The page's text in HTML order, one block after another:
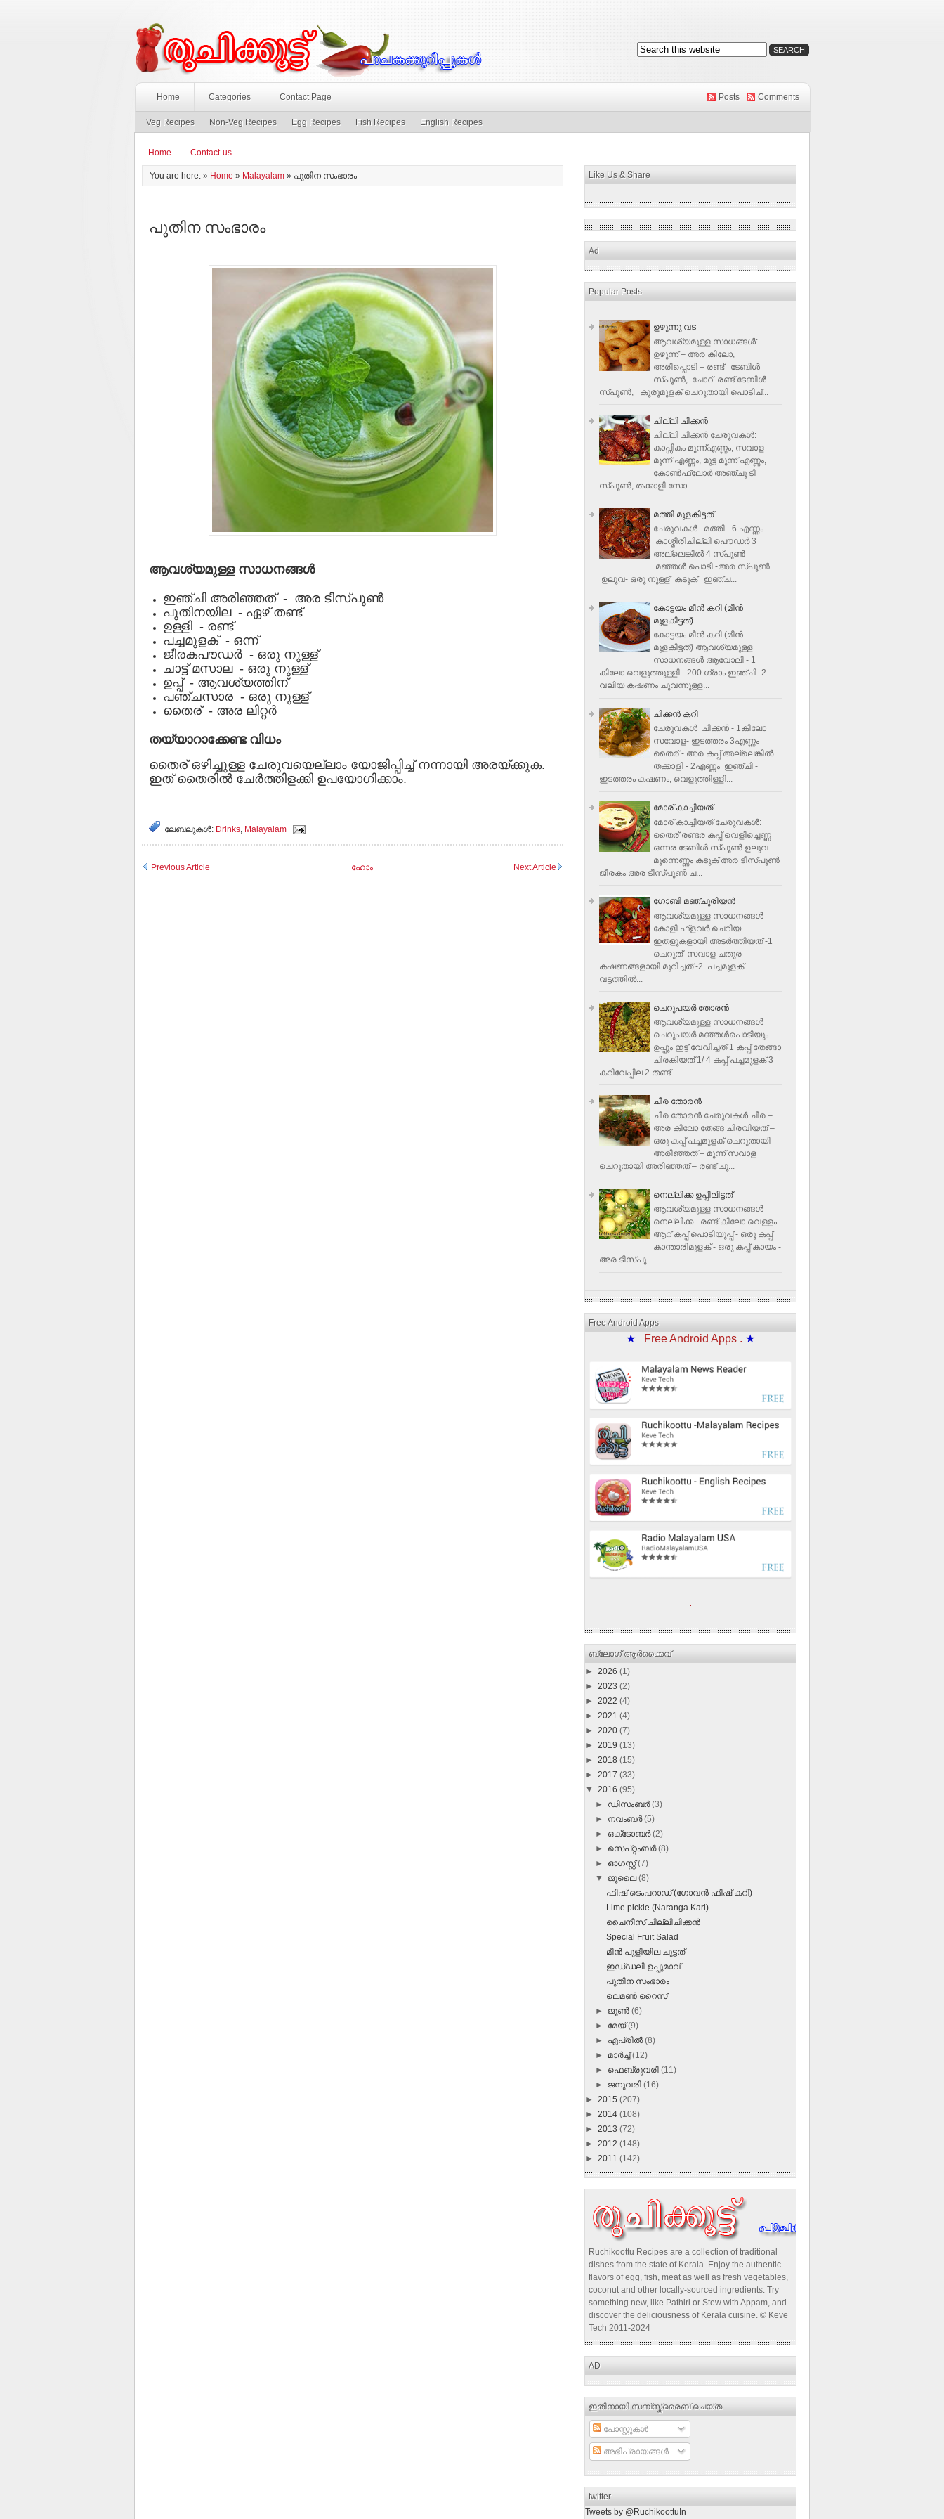
Home Categories Contact Page Posts Comments
Veg Recipes Non-Veg Recipes Egg Recipes Fish Recipes English Recipes
Home Contact-us
You are here: » Home » Malayalam » പുതിന സംഭാരം
പുതിന സംഭാരം
ആവശ്യമുള്ള സാധനങ്ങള്‍
ഇഞ്ചി അരിഞ്ഞത് - അര ടീസ്പൂണ്‍
പുതിനയില - ഏഴ് തണ്ട്
ഉള്ളി - രണ്ട്
പച്ചമുളക് - ഒന്ന്
ജീരകപൗഡര്‍ - ഒരു നുള്ള്
ചാട്ട് മസാല - ഒരു നുള്ള്
ഉപ്പ് - ആവശ്യത്തിന്
പഞ്ചസാര - ഒരു നുള്ള്
തൈര് - അര ലിറ്റര്‍
തയ്യാറാക്കേണ്ട വിധം
തൈര് ഒഴിച്ചുള്ള ചേരുവയെല്ലാം യോജിപ്പിച്ച് നന്നായി അരയ്ക്കുക.
ഇത് തൈരില്‍ ചേര്‍ത്തിളക്കി ഉപയോഗിക്കാം.
ലേബലുകള്‍: Drinks, Malayalam
Previous Article Next Article
ഹോം
Like Us & Share
Ad
Popular Posts
ഉഴുന്നു വട
ആവശ്യമുള്ള സാധങ്ങൾ:
ഉഴുന്ന് – അര കിലോ,
അരിപ്പൊടി – രണ്ട് ടേബിൾ
സ്പൂൺ, ചോറ് രണ്ട് ടേബിള്‍
സ്പൂണ്‍, കുരുമുളക് ചെറുതായി പൊടിച്...
ചില്ലി ചിക്കൻ
ചില്ലി ചിക്കൻ ചേരുവകള്‍:
കാപ്സികം മൂന്ന്എണ്ണം, സവാള
മൂന്ന് എണ്ണം, മുട്ട മൂന്ന് എണ്ണം,
കോണ്‍ഫ്ലോര്‍ അഞ്ചു ടി
സ്പൂണ്‍, തക്കാളി സോ...
മത്തി മുളകിട്ടത്
ചേരുവകൾ മത്തി - 6 എണ്ണം
കാശ്മീരിചില്ലി പൌഡർ 3
അല്ലെങ്കിൽ 4 സ്പൂണ്‍
മഞ്ഞൾ പൊടി -അര സ്പൂണ്‍
ഉലുവ- ഒരു നുള്ള് കടുക് ഇഞ്ച...
കോട്ടയം മീന്‍ കറി (മീന്‍
മുളകിട്ടത്‌)
കോട്ടയം മീന്‍ കറി (മീന്‍
മുളകിട്ടത്‌) ആവശ്യമുള്ള
സാധനങ്ങള്‍ ആവോലി - 1
കിലോ വെളുത്തുള്ളി - 200 ഗ്രാം ഇഞ്ചി- 2
വലിയ കഷണം ചുവന്നുള്ള...
ചിക്കന്‍ കറി
ചേരുവകൾ ചിക്കന്‍ - 1കിലോ
സവോള- ഇടത്തരം 3എണ്ണം
തൈര് - അര കപ്പ്‌ അല്ലെങ്കില്‍
തക്കാളി - 2എണ്ണം ഇഞ്ചി -
ഇടത്തരം കഷണം, വെളുത്തിള്ളി...
മോര് കാച്ചിയത്
മോര് കാച്ചിയത് ചേരുവകള്‍‌:
തൈര് രണ്ടര കപ്പ് വെളിച്ചെണ്ണ
ഒന്നര ടേബിള്‍ സ്പൂണ്‍ ഉലുവ
മൂന്നെണ്ണം കടുക് അര ടീസ്പൂണ്‍
ജീരകം അര ടീസ്പൂണ്‍ ച...
ഗോബി മഞ്ചൂരിയന്‍
ആവശ്യമുള്ള സാധനങ്ങൾ
കോളി ഫ്ളവര്‍ ചെറിയ
ഇതളുകളായി അടര്‍ത്തിയത് -1
ചെറുത് സവാള ചതുര
കഷണങ്ങളായി മുറിച്ചത് -2 പച്ചമുളക്
വട്ടത്തില്‍...
ചെറുപയർ തോരൻ
ആവശ്യമുള്ള സാധനങ്ങൾ
ചെറുപയർ മഞ്ഞൾപൊടിയും
ഉപ്പും ഇട്ട് വേവിച്ചത് 1 കപ്പ് തേങ്ങാ
ചിരകിയത് 1/ 4 കപ്പ് പച്ചമുളക് 3
കറിവേപ്പില 2 തണ്ട്...
ചീര തോരന്‍
ചീര തോരന്‍ ചേരുവകള്‍ ചീര –
അര കിലോ തേങ്ങ ചിരവിയത് –
ഒരു കപ്പ് പച്ചമുളക് ചെറുതായി
അരിഞ്ഞത് – മൂന്ന് സവാള
ചെറുതായി അരിഞ്ഞത് – രണ്ട് ചു...
നെല്ലിക്ക ഉപ്പിലിട്ടത്
ആവശ്യമുള്ള സാധനങ്ങള്‍
നെല്ലിക്ക - രണ്ട് കിലോ വെള്ളം -
ആറ് കപ്പ് പൊടിയുപ്പ് - ഒരു കപ്പ്
കാന്താരിമുളക് - ഒരു കപ്പ് കായം -
അര ടീസ്പൂ...
Free Android Apps
★ Free Android Apps . ★
.
ബ്ലോഗ് ആര്‍ക്കൈവ്
► 2026 (1)
► 2023 (2)
► 2022 (4)
► 2021 (4)
► 2020 (7)
► 2019 (13)
► 2018 (15)
► 2017 (33)
▼ 2016 (95)
► ഡിസംബർ(3)
► നവംബർ(5)
► ഒക്‌ടോബർ(2)
► സെപ്റ്റംബർ(8)
► ഓഗസ്റ്റ്(7)
▼ ജൂലൈ(8)
ഫിഷ് ടെംപറാഡ് (ഗോവന്‍ ഫിഷ് കറി)
Lime pickle (Naranga Kari)
ചൈനീസ്‌ ചില്ലിചിക്കന്‍
Special Fruit Salad
മീന്‍ പുളിയില ചുട്ടത്
ഇഡ്‌ഡലി ഉപ്പുമാവ്‌
പുതിന സംഭാരം
ലെമണ്‍ റൈസ്
► ജൂൺ(6)
► മേയ്(9)
► ഏപ്രിൽ(8)
► മാർച്ച്(12)
► ഫെബ്രുവരി(11)
► ജനുവരി(16)
► 2015 (207)
► 2014 (108)
► 2013 (72)
► 2012 (148)
► 2011 (142)
Ruchikoottu Recipes are a collection of traditional
dishes from the state of Kerala. Enjoy the authentic
flavors of egg, fish, meat as well as fresh vegetables,
coconut and other locally-sourced ingredients. Try
something new, like Pathiri or Stew with Appam, and
discover the deliciousness of Kerala cuisine. © Keve
Tech 2011-2024
AD
ഇതിനായി സബ്‌സ്ക്രൈബ് ചെയ്ത
പോസ്റ്റുകള്‍
അഭിപ്രായങ്ങള്‍
twitter
Tweets by @RuchikoottuIn